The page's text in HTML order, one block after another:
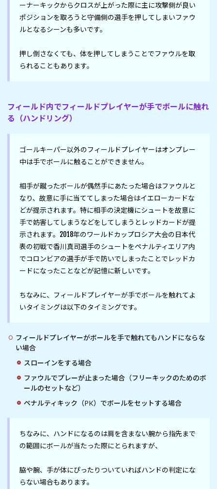
ーナーキックからクロスが上がった際に主に攻撃側が良い
ポジションを取ろうと守備側の選手を押してしまいファウ
ルとなるシーンも多いです。
押し倒さなくても、体を押してしまうことでファウルを取
られることもあります。
フィールド内でフィールドプレイヤーが手でボールに触れ
る（ハンドリング）
ゴールキーパー以外のフィールドプレイヤーはオンプレー
中は手でボールに触ることができません。
相手が蹴ったボールが偶然手にあたった場合はファウルと
なり、故意に手に当ててしまった場合はイエローカードな
どが提示されます。特に相手の決定機にシュートを故意に
手で妨害してしまうなどをしてしまうとレッドカードが提
示されます。2018年のワールドカップロシア大会の日本代
表の初戦で香川真司選手のシュートをペナルティエリア内
でコロンビアの選手が手で防いでしまったことでレッドカ
ードになったことなどが記憶に新しいです。
ちなみに、フィールドプレイヤーが手でボールを触れてよ
いタイミングは以下のタイミングです。
フィールドプレイヤーがボールを手で触れてもハンドにならな
い場合
スローインをする場合
ファウルでプレーが止まった場合（フリーキックのためのボ
ールのセットなど）
ペナルティキック（PK）でボールをセットする場合
ちなみに、ハンドになるのは肩を含まない腕から指先まで
の範囲にボールが当たった際にとられますが、
脇や腕、手が体にぴったりついていればハンドの判定にな
らない場合もあります。